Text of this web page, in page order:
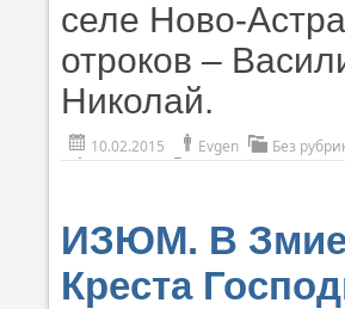
селе Ново-
отроков –
Николай.
10.02.2015 Evgen Без
ИЗЮМ. В
Креста